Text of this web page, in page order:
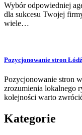
Wybór odpowiedniej
dla sukcesu Twojej
wiele…
Pozycjonowanie stron Łódź
Pozycjonowanie stron
zrozumienia lokalnego
kolejności warto
Kategorie